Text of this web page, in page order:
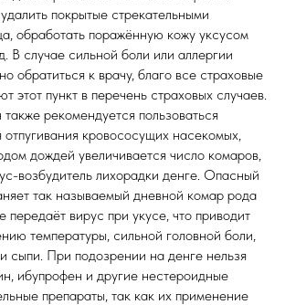
покрытые стрекательными
обработать поражённую кожу уксусом
В случае сильной боли или аллергии
обратиться к врачу, благо все страховые
этот пункт в перечень страховых случаев.
рекомендуется пользоваться
отпугивания кровососущих насекомых,
дождей увеличивается число комаров,
возбудитель лихорадки денге. Опасный
так называемый дневной комар рода
вирус при укусе, что приводит
температуры, сильной головной боли,
сыпи. При подозрении на денге нельзя
ибупрофен и другие нестероидные
препараты, так как их применение